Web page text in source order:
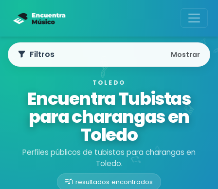
TOLEDO
Encuentra Tubistas
para charangas en
Toledo
Perfiles públicos de tubistas para charangas en
Toledo.
1 resultados encontrados
Filtros Mostrar